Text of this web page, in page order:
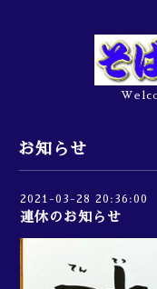
お知らせ
2021-03-28 20:36:00
連休のお知らせ